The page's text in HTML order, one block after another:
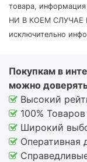
товара,
НИ В КОЕМ СЛУЧАЕ
исключительно
Покупкам в
можно
Высокий
100%
Широкий
Оперативная